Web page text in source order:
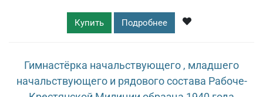
Купить Подробнее
Гимнастёрка начальствующего , младшего
начальствующего и рядового состава Рабоче-